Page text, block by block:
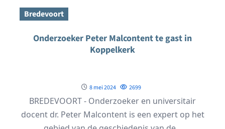
Bredevoort
Onderzoeker Peter Malcontent te gast in
Koppelkerk
8 mei 2024 2699
BREDEVOORT - Onderzoeker en universitair
docent dr. Peter Malcontent is een expert op het